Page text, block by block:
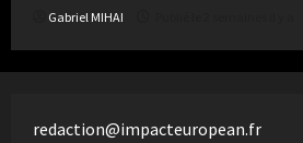
Gabriel MIHAI
redaction@impacteuropean.fr